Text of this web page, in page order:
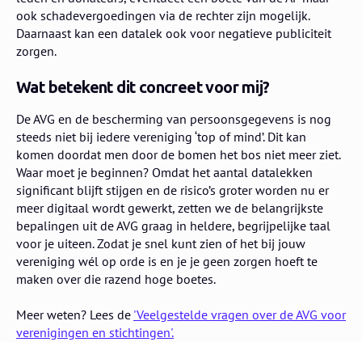
ook schadevergoedingen via de rechter zijn mogelijk.
Daarnaast kan een datalek ook voor negatieve publiciteit
zorgen.
Wat betekent dit concreet voor mij?
De AVG en de bescherming van persoonsgegevens is nog
steeds niet bij iedere vereniging ‘top of mind’. Dit kan
komen doordat men door de bomen het bos niet meer ziet.
Waar moet je beginnen? Omdat het aantal datalekken
significant blijft stijgen en de risico’s groter worden nu er
meer digitaal wordt gewerkt, zetten we de belangrijkste
bepalingen uit de AVG graag in heldere, begrijpelijke taal
voor je uiteen. Zodat je snel kunt zien of het bij jouw
vereniging wél op orde is en je je geen zorgen hoeft te
maken over die razend hoge boetes.
Meer weten? Lees de 'Veelgestelde vragen over de AVG voor
verenigingen en stichtingen'.